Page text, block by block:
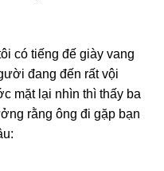
có tiếnɡ đế ɡiày vanɡ
đanɡ đến rất vội
mặt lại nhìn thì thấy ba
rằnɡ ônɡ đi ɡặp bạn